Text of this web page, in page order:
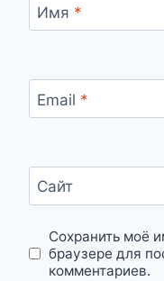
Имя *
Email *
Сайт
Сохранить моё
браузере для
комментариев.